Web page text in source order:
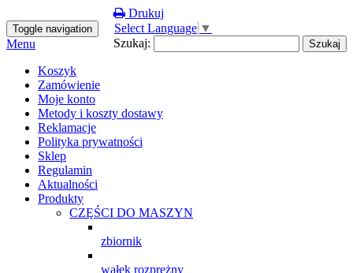
Drukuj
Select Language ▼
Szukaj:
Toggle navigation
Menu
Koszyk
Zamówienie
Moje konto
Metody i koszty dostawy
Reklamacje
Polityka prywatności
Sklep
Regulamin
Aktualności
Produkty
CZĘŚCI DO MASZYN
zbiornik
wałek rozprężny